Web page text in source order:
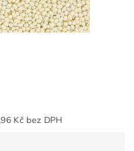
od 404,96 Kč bez DPH